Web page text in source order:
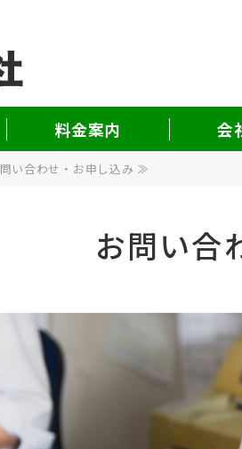
旅行業界専門
料金案内 会
い合わせ・お申し込み ≫
お問い合